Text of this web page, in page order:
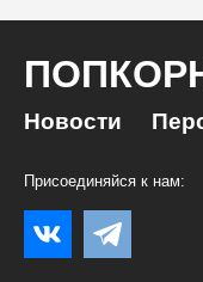
Новости
Присоединяйся к нам: